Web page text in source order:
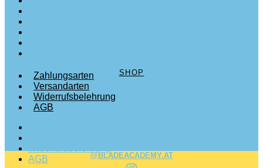
SHOP
Zahlungsarten
Versandarten
Widerrufsbelehrung
AGB
AGB
@BLADEACADEMY.AT